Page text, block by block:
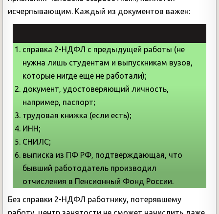
исчерпывающим. Каждый из документов важен:
справка 2-НДФЛ с предыдущей работы (не
нужна лишь студентам и выпускникам вузов,
которые нигде еще не работали);
документ, удостоверяющий личность,
например, паспорт;
трудовая книжка (если есть);
ИНН;
СНИЛС;
выписка из ПФ РФ, подтверждающая, что
бывший работодатель производил
отчисления в Пенсионный Фонд России.
Без справки 2-НДФЛ работнику, потерявшему